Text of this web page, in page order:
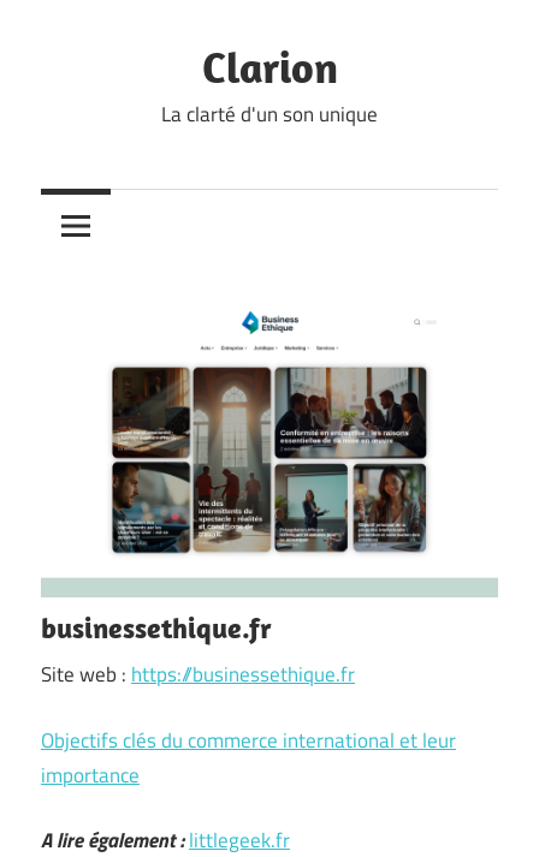
Clarion
La clarté d'un son unique
businessethique.fr
Site web : https://businessethique.fr
Objectifs clés du commerce international et leur
importance
A lire également :littlegeek.fr